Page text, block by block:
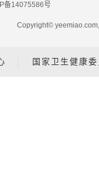
备14075586号
Copyright©
国家卫生健康